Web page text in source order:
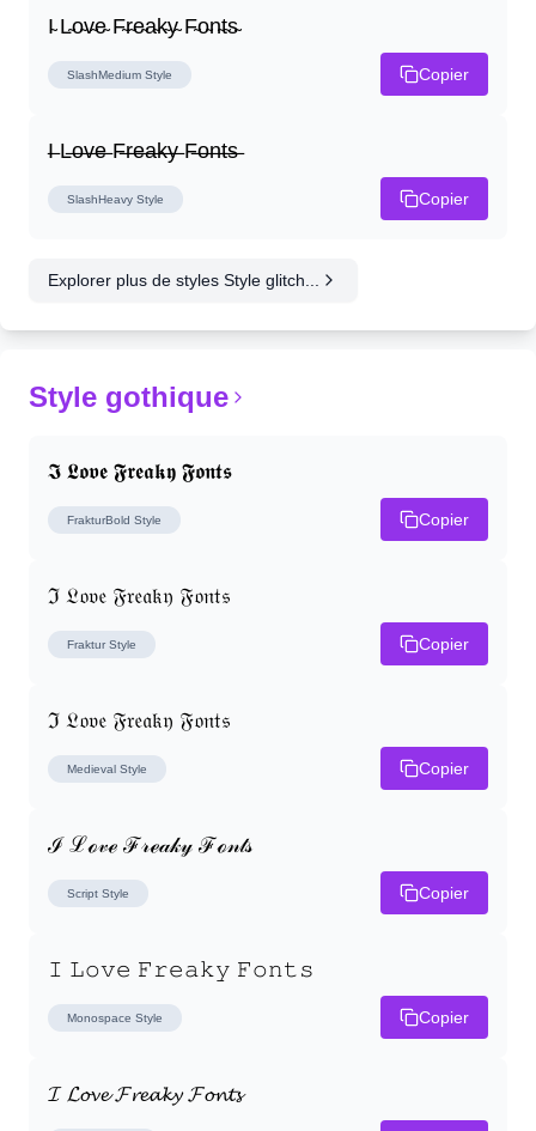
I̴ L̴o̴v̴e̴ F̴r̴e̴a̴k̴y̴ F̴o̴n̴t̴s̴
SlashMedium Style Copier
I̶ L̶o̶v̶e̶ F̶r̶e̶a̶k̶y̶ F̶o̶n̶t̶s̶
SlashHeavy Style Copier
Explorer plus de styles Style glitch...
Style gothique
𝕴 𝕷𝖔𝖛𝖊 𝕱𝖗𝖊𝖆𝖐𝖞 𝕱𝖔𝖓𝖙𝖘
FrakturBold Style Copier
ℑ 𝔏𝔬𝔳𝔢 𝔉𝔯𝔢𝔞𝔨𝔶 𝔉𝔬𝔫𝔱𝔰
Fraktur Style Copier
ℑ 𝔏𝔬𝔳𝔢 𝔉𝔯𝔢𝔞𝔨𝔶 𝔉𝔬𝔫𝔱𝔰
Medieval Style Copier
ℐ ℒℴ𝓋ℯ ℱ𝓇ℯ𝒶𝓀𝓎 ℱℴ𝓃𝓉𝓈
Script Style Copier
𝙸 𝙻𝚘𝚟𝚎 𝙵𝚛𝚎𝚊𝚔𝚢 𝙵𝚘𝚗𝚝𝚜
Monospace Style Copier
𝓘 𝓛𝓸𝓿𝓮 𝓕𝓻𝓮𝓪𝓴𝔂 𝓕𝓸𝓷𝓽𝓼